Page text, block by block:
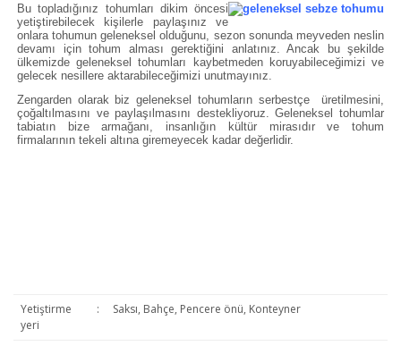
Bu topladığınız tohumları dikim öncesi
yetiştirebilecek kişilerle paylaşınız ve
onlara tohumun geleneksel olduğunu, sezon sonunda meyveden neslin
devamı için tohum alması gerektiğini anlatınız. Ancak bu şekilde
ülkemizde geleneksel tohumları kaybetmeden koruyabileceğimizi ve
gelecek nesillere aktarabileceğimizi unutmayınız.
Zengarden olarak biz geleneksel tohumların serbestçe üretilmesini,
çoğaltılmasını ve paylaşılmasını destekliyoruz. Geleneksel tohumlar
tabiatın bize armağanı, insanlığın kültür mirasıdır ve tohum
firmalarının tekeli altına giremeyecek kadar değerlidir.
Yetiştirme
yeri
: Saksı, Bahçe, Pencere önü, Konteyner